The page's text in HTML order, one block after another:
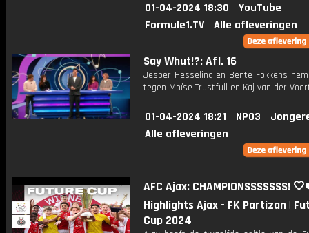
01-04-2024 18:30
YouTube
Formule1.TV
Alle afleveringen
Say Whut!?: Afl. 16
Jesper Hesseling en Bente Fokkens
tegen Moïse Trustfull en Kaj van der
01-04-2024 18:21 NPO3
Alle afleveringen
AFC Ajax: CHAMPIONSSSSSSS!
Highlights Ajax - FK Partizan |
Cup 2024